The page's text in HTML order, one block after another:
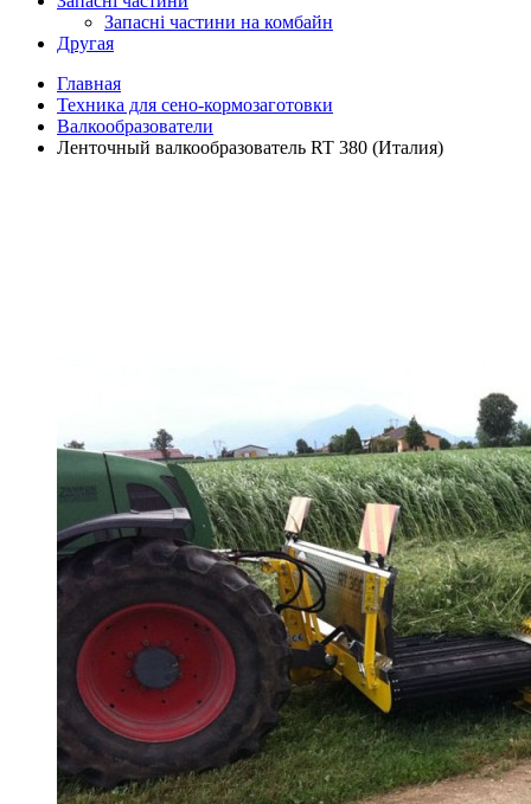
Запасні частини на комбайн
Другая
Главная
Техника для сено-кормозаготовки
Валкообразователи
Ленточный валкообразователь RT 380 (Италия)